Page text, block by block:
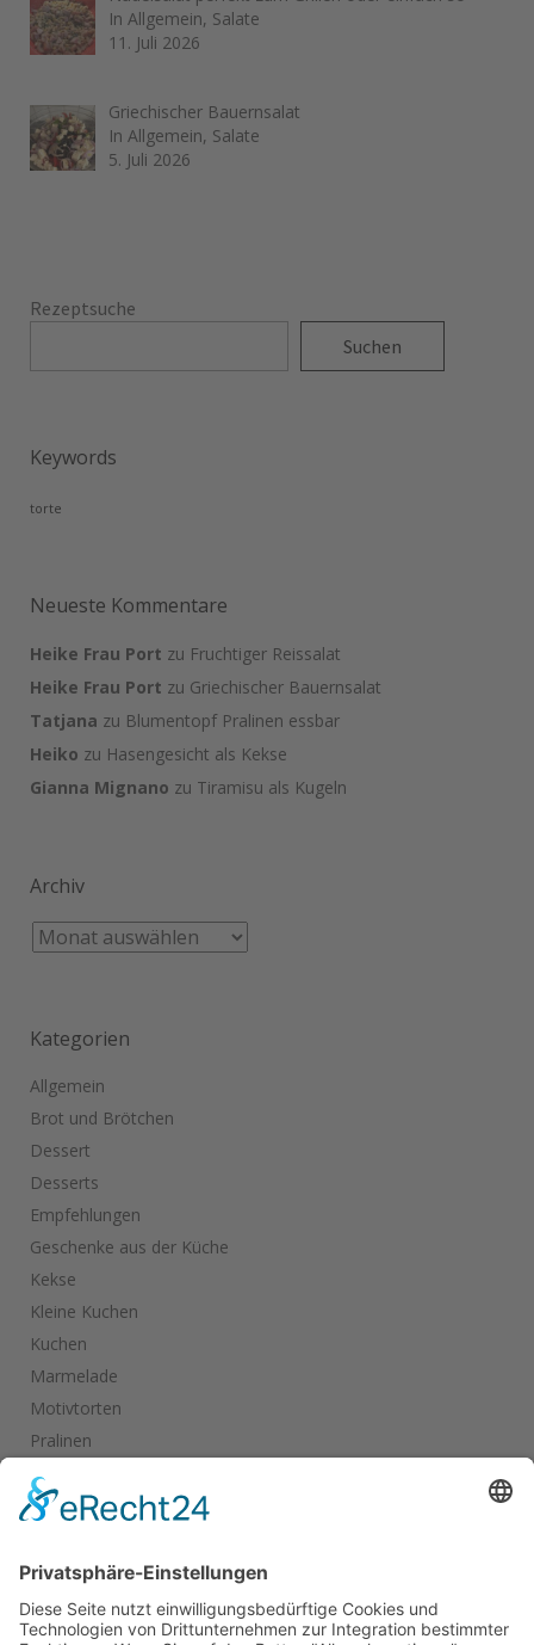
In Allgemein, Salate
11. Juli 2026
Griechischer Bauernsalat
In Allgemein, Salate
5. Juli 2026
Rezeptsuche
Suchen
Keywords
torte
Neueste Kommentare
Heike Frau Port zu Fruchtiger Reissalat
Heike Frau Port zu Griechischer Bauernsalat
Tatjana zu Blumentopf Pralinen essbar
Heiko zu Hasengesicht als Kekse
Gianna Mignano zu Tiramisu als Kugeln
Archiv
Kategorien
Allgemein
Brot und Brötchen
Dessert
Desserts
Empfehlungen
Geschenke aus der Küche
Kekse
Kleine Kuchen
Kuchen
Marmelade
Motivtorten
Pralinen
Salate
Salziges
start_torte
Torten
Weihnachtskekse